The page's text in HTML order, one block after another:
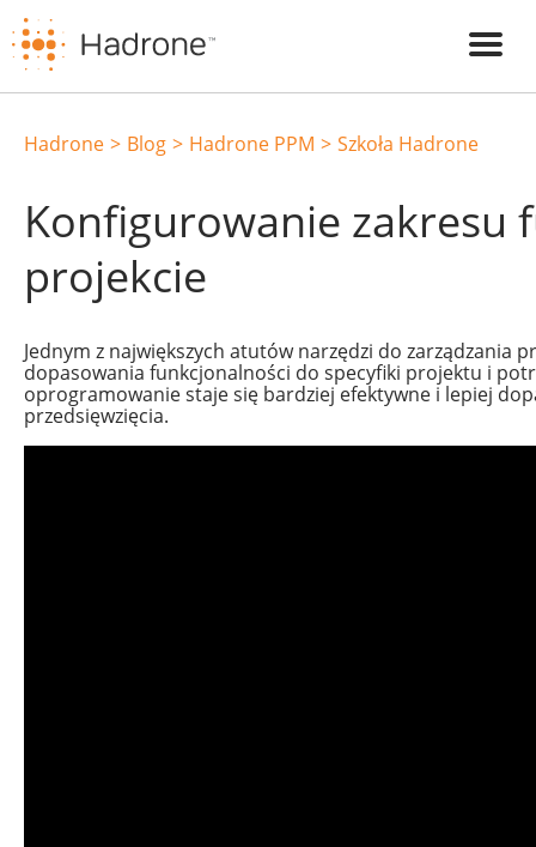
Hadrone Blog Hadrone PPM Szkoła Hadrone
Konfigurowanie zakresu
projekcie
Jednym z największych atutów narzędzi do zarządzania
dopasowania funkcjonalności do specyfiki projektu i
oprogramowanie staje się bardziej efektywne i lepiej
przedsięwzięcia.